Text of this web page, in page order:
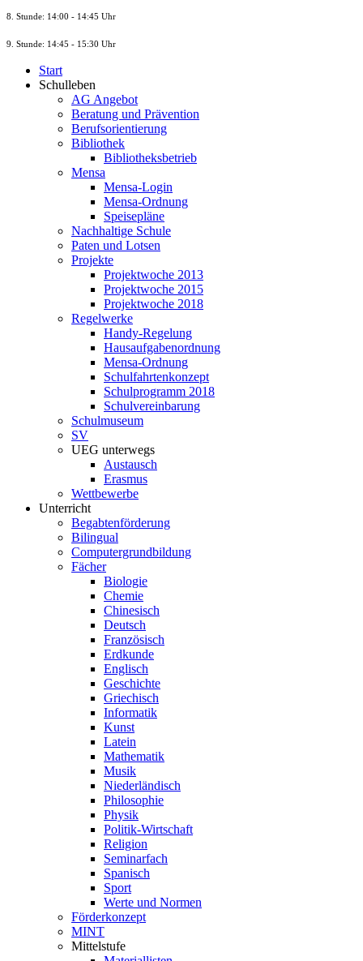
8. Stunde: 14:00 - 14:45 Uhr
9. Stunde: 14:45 - 15:30 Uhr
Start
Schulleben
AG Angebot
Beratung und Prävention
Berufsorientierung
Bibliothek
Bibliotheksbetrieb
Mensa
Mensa-Login
Mensa-Ordnung
Speisepläne
Nachhaltige Schule
Paten und Lotsen
Projekte
Projektwoche 2013
Projektwoche 2015
Projektwoche 2018
Regelwerke
Handy-Regelung
Hausaufgabenordnung
Mensa-Ordnung
Schulfahrtenkonzept
Schulprogramm 2018
Schulvereinbarung
Schulmuseum
SV
UEG unterwegs
Austausch
Erasmus
Wettbewerbe
Unterricht
Begabtenförderung
Bilingual
Computergrundbildung
Fächer
Biologie
Chemie
Chinesisch
Deutsch
Französisch
Erdkunde
Englisch
Geschichte
Griechisch
Informatik
Kunst
Latein
Mathematik
Musik
Niederländisch
Philosophie
Physik
Politik-Wirtschaft
Religion
Seminarfach
Spanisch
Sport
Werte und Normen
Förderkonzept
MINT
Mittelstufe